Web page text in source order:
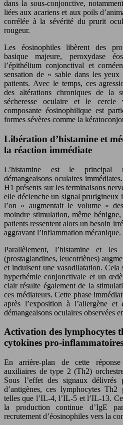
dans la sous-conjonctive,
liées aux acariens et aux poils
corrélée à la sévérité du prurit
rougeur.
Les éosinophiles libèrent des
basique majeure, peroxydase
l’épithélium conjonctival et
sensation de « sable dans les
patients. Avec le temps, ces
des altérations chroniques de la
sécheresse oculaire et le cercle
composante éosinophilique est
formes sévères comme la
Libération d’histamine et
la réaction immédiate
L’histamine est le principal
démangeaisons oculaires
H1 présents sur les terminaisons
elle déclenche un signal prurigineux
l’on « augmentait le volume »
moindre stimulation, même
patients ressentent alors un besoin
aggravant l’inflammation mécanique.
Parallèlement, l’histamine et les
(prostaglandines, leucotriènes)
et induisent une vasodilatation.
hyperhémie conjonctivale et un
clair résulte également de la
ces médiateurs. Cette phase
après l’exposition à l’allergène
démangeaisons oculaires observées
Activation des lymphocytes
cytokines pro-inflammatoires
En arrière-plan de cette
auxiliaires de type 2 (Th2)
Sous l’effet des signaux délivrés
d’antigènes, ces lymphocytes
telles que l’IL-4, l’IL-5 et l’IL-13.
la production continue d’IgE
recrutement d’éosinophiles vers la